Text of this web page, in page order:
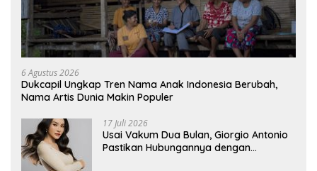
6 Agustus 2026
Dukcapil Ungkap Tren Nama Anak Indonesia Berubah,
Nama Artis Dunia Makin Populer
17 Juli 2026
Usai Vakum Dua Bulan, Giorgio Antonio
Pastikan Hubungannya dengan